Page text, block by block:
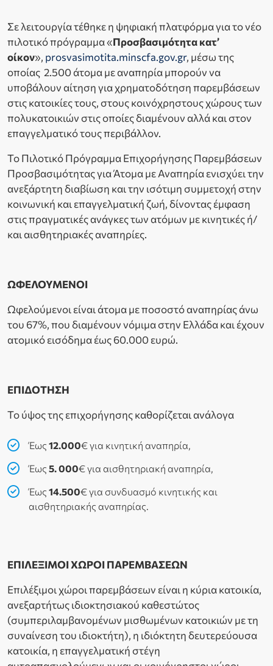
Σε λειτουργία τέθηκε η ψηφιακή πλατφόρμα για το νέο
πιλοτικό πρόγραμμα «Προσβασιμότητα κατ’
οίκον», prosvasimotita.minscfa.gov.gr, μέσω της
οποίας 2.500 άτομα με αναπηρία μπορούν να
υποβάλουν αίτηση για χρηματοδότηση παρεμβάσεων
στις κατοικίες τους, στους κοινόχρηστους χώρους των
πολυκατοικιών στις οποίες διαμένουν αλλά και στον
επαγγελματικό τους περιβάλλον.
Το Πιλοτικό Πρόγραμμα Επιχορήγησης Παρεμβάσεων
Προσβασιμότητας για Άτομα με Αναπηρία ενισχύει την
ανεξάρτητη διαβίωση και την ισότιμη συμμετοχή στην
κοινωνική και επαγγελματική ζωή, δίνοντας έμφαση
στις πραγματικές ανάγκες των ατόμων με κινητικές ή/
και αισθητηριακές αναπηρίες.
ΩΦΕΛΟΥΜΕΝΟΙ
Ωφελούμενοι είναι άτομα με ποσοστό αναπηρίας άνω
του 67%, που διαμένουν νόμιμα στην Ελλάδα και έχουν
ατομικό εισόδημα έως 60.000 ευρώ.
ΕΠΙΔΟΤΗΣΗ
Το ύψος της επιχορήγησης καθορίζεται ανάλογα
Έως 12.000€ για κινητική αναπηρία,
Έως 5. 000€ για αισθητηριακή αναπηρία,
Έως 14.500€ για συνδυασμό κινητικής και
αισθητηριακής αναπηρίας.
ΕΠΙΛΕΞΙΜΟΙ ΧΩΡΟΙ ΠΑΡΕΜΒΑΣΕΩΝ
Επιλέξιμοι χώροι παρεμβάσεων είναι η κύρια κατοικία,
ανεξαρτήτως ιδιοκτησιακού καθεστώτος
(συμπεριλαμβανομένων μισθωμένων κατοικιών με τη
συναίνεση του ιδιοκτήτη), η ιδιόκτητη δευτερεύουσα
κατοικία, η επαγγελματική στέγη